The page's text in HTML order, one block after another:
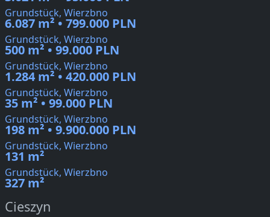
Grundstück, Wierzbno
6.087 m² • 799.000 PLN
Grundstück, Wierzbno
500 m² • 99.000 PLN
Grundstück, Wierzbno
1.284 m² • 420.000 PLN
Grundstück, Wierzbno
35 m² • 99.000 PLN
Grundstück, Wierzbno
198 m² • 9.900.000 PLN
Grundstück, Wierzbno
131 m²
Grundstück, Wierzbno
327 m²
Cieszyn